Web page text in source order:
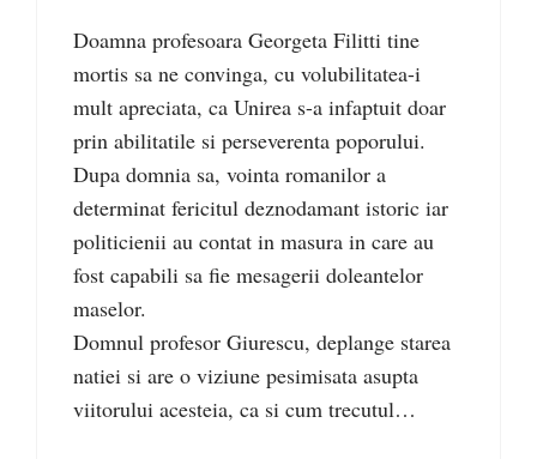
Doamna profesoara Georgeta Filitti tine
mortis sa ne convinga, cu volubilitatea-i
mult apreciata, ca Unirea s-a infaptuit doar
prin abilitatile si perseverenta poporului.
Dupa domnia sa, vointa romanilor a
determinat fericitul deznodamant istoric iar
politicienii au contat in masura in care au
fost capabili sa fie mesagerii doleantelor
maselor.
Domnul profesor Giurescu, deplange starea
natiei si are o viziune pesimisata asupta
viitorului acesteia, ca si cum trecutul…